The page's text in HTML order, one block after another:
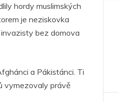
hordy muslimských
je neziskovka
bez domova
a Pákistánci. Ti
vymezovaly právě